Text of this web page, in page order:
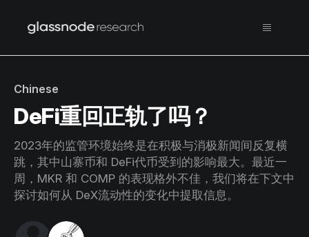
Chinese
DeFi重回正轨了吗？
2023年的监管环境始终是在积极与消极新闻间反复横
跳，其中山寨币和 DeFi代币受到的影响最大。最近一
周，MKR 和 COMP 的表现格外不佳，我们将在下文中
探讨如何从 DeX流动性的变化中提取信息。